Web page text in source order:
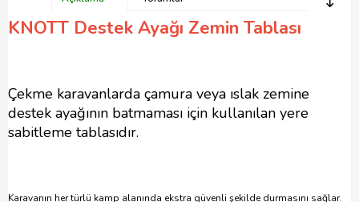
KNOTT Destek Ayağı Zemin Tablası
Çekme karavanlarda çamura veya ıslak zemine
destek ayağının batmaması için kullanılan yere
sabitleme tablasıdır.
Karavanın her türlü kamp alanında ekstra güvenli şekilde durmasını sağlar.